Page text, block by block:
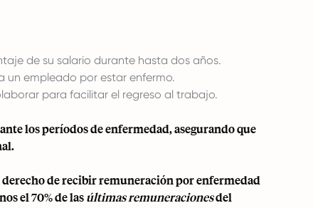
de su salario durante hasta dos años.
un empleado por estar enfermo.
para facilitar el regreso al trabajo.
los períodos de enfermedad, asegurando que
derecho de recibir remuneración por enfermedad
el 70% de lasúltimas remuneracionesdel